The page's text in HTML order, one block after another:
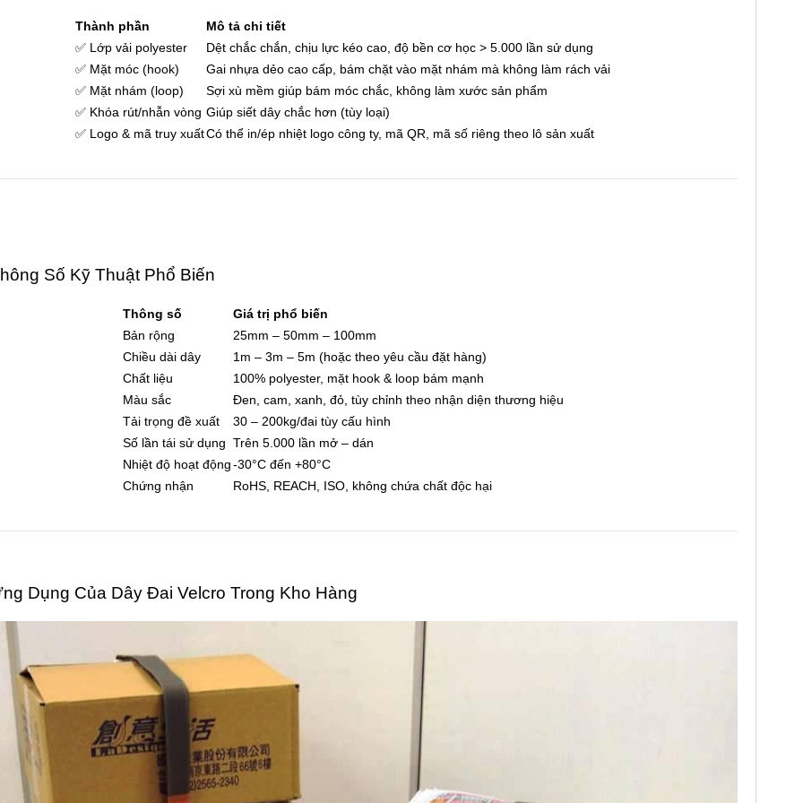
Thành phần
Mô tả chi tiết
✅ Lớp vải polyester
Dệt chắc chắn, chịu lực kéo cao, độ bền cơ học > 5.000 lần sử dụng
✅ Mặt móc (hook)
Gai nhựa dẻo cao cấp, bám chặt vào mặt nhám mà không làm rách vải
✅ Mặt nhám (loop)
Sợi xù mềm giúp bám móc chắc, không làm xước sản phẩm
✅ Khóa rút/nhẫn vòng Giúp siết dây chắc hơn (tùy loại)
✅ Logo & mã truy xuấtCó thể in/ép nhiệt logo công ty, mã QR, mã số riêng theo lô sản xuất
Số Kỹ Thuật Phổ Biến
Thông số
Giá trị phổ biến
Bản rộng
25mm – 50mm – 100mm
Chiều dài dây
1m – 3m – 5m (hoặc theo yêu cầu đặt hàng)
Chất liệu
100% polyester, mặt hook & loop bám mạnh
Màu sắc
Đen, cam, xanh, đỏ, tùy chỉnh theo nhận diện thương hiệu
Tải trọng đề xuất
30 – 200kg/đai tùy cấu hình
Số lần tái sử dụng Trên 5.000 lần mở – dán
Nhiệt độ hoạt động-30°C đến +80°C
Chứng nhận
RoHS, REACH, ISO, không chứa chất độc hại
Dụng Của Dây Đai Velcro Trong Kho Hàng